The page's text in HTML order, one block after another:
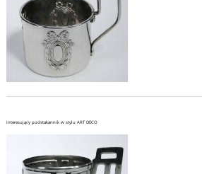
Interesujący podstakannik w stylu ART DECO